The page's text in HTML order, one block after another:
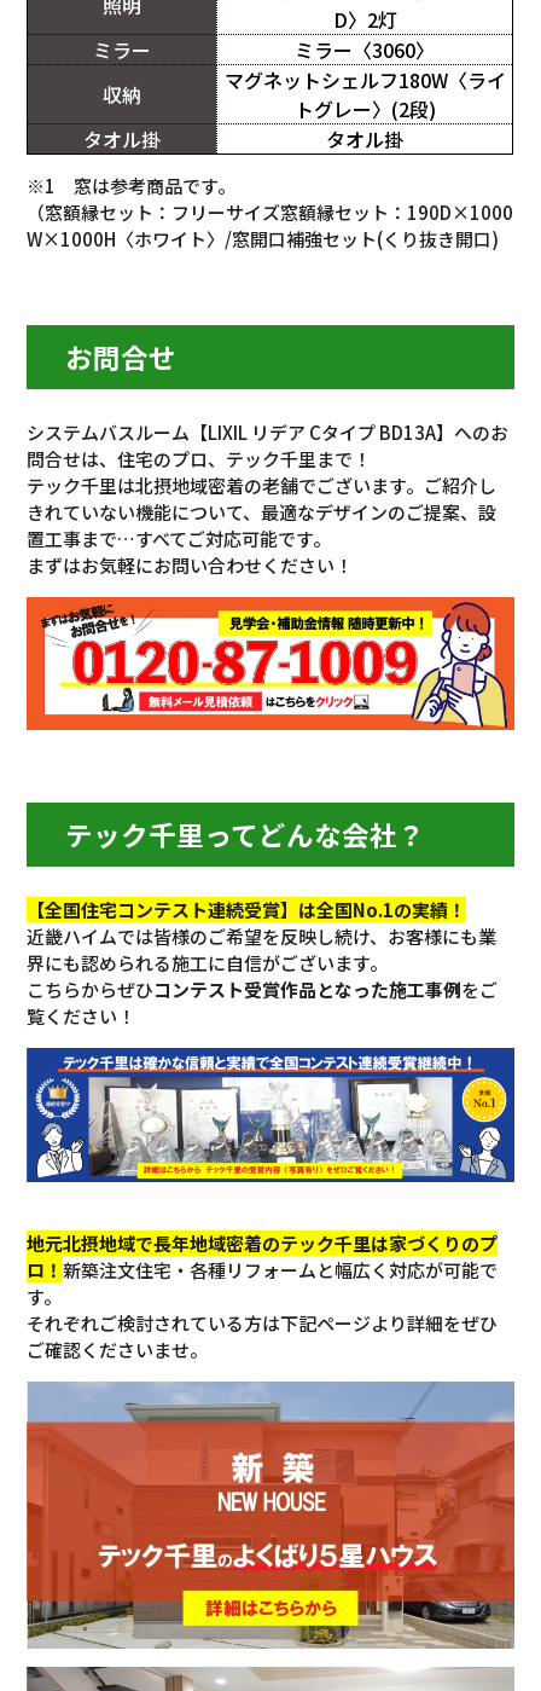
D〉2灯
ミラー
ミラー〈3060〉
収納
マグネットシェルフ180W〈ライ
トグレー〉(2段)
タオル掛
タオル掛
※1 窓は参考商品です。
（窓額縁セット：フリーサイズ窓額縁セット：190D×1000
W×1000H〈ホワイト〉/窓開口補強セット(くり抜き開口)
お問合せ
システムバスルーム【LIXIL リデア Cタイプ BD13A】へのお
問合せは、住宅のプロ、テック千里まで！
テック千里は北摂地域密着の老舗でございます。ご紹介し
きれていない機能について、最適なデザインのご提案、設
置工事まで…すべてご対応可能です。
まずはお気軽にお問い合わせください！
テック千里ってどんな会社？
【全国住宅コンテスト連続受賞】は全国No.1の実績！
近畿ハイムでは皆様のご希望を反映し続け、お客様にも業
界にも認められる施工に自信がございます。
こちらからぜひコンテスト受賞作品となった施工事例をご
覧ください！
地元北摂地域で長年地域密着のテック千里は家づくりのプ
ロ！新築注文住宅・各種リフォームと幅広く対応が可能で
す。
それぞれご検討されている方は下記ページより詳細をぜひ
ご確認くださいませ。